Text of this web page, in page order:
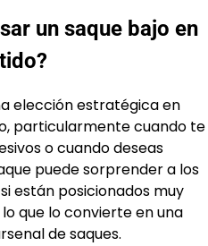
un saque bajo en
elección estratégica en
particularmente cuando te
o cuando deseas
puede sorprender a los
están posicionados muy
que lo convierte en una
de saques.